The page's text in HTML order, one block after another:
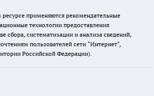
применяются рекомендательные
технологии предоставления
сбора, систематизации и анализа сведений,
пользователей сети "Интернет",
Российской Федерации).